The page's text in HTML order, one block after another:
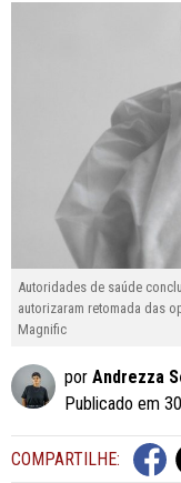
Autoridades de saúde
autorizaram retomada das
Magnific
por Andrezza
Publicado em
COMPARTILHE: